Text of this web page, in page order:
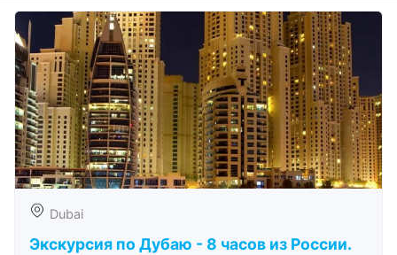
Dubai
Экскурсия по Дубаю - 8 часов из России.